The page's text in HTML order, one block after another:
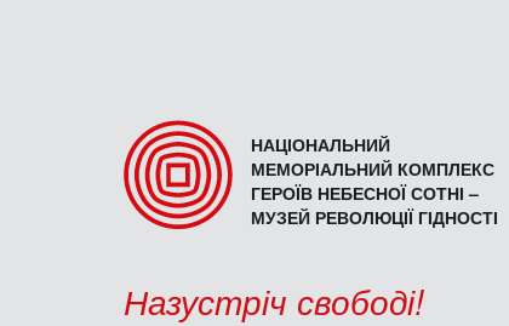
НАЦІОНАЛЬНИЙ
МЕМОРІАЛЬНИЙ КОМПЛЕКС
ГЕРОЇВ НЕБЕСНОЇ СОТНІ –
МУЗЕЙ РЕВОЛЮЦІЇ ГІДНОСТІ
Назустріч свободі!